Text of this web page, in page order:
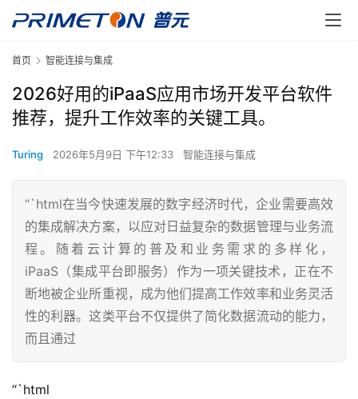
首页 智能连接与集成
2026好用的iPaaS应用市场开发平台软件
推荐，提升工作效率的关键工具。
Turing 2026年5月9日 下午12:33 智能连接与集成
“`html在当今快速发展的数字经济时代，企业需要高效
的集成解决方案，以应对日益复杂的数据管理与业务流
程。随着云计算的普及和业务需求的多样化，
iPaaS（集成平台即服务）作为一项关键技术，正在不
断地被企业所重视，成为他们提高工作效率和业务灵活
性的利器。这类平台不仅提供了简化数据流动的能力，
而且通过
“`html